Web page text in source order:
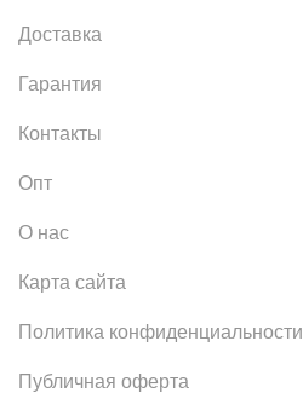
Доставка
Гарантия
Контакты
Опт
О нас
Карта сайта
Политика конфиденциальности
Публичная оферта